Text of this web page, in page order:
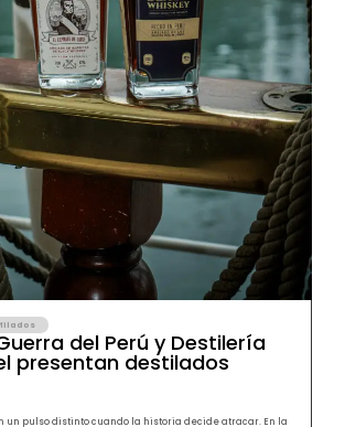
del Perú y Destilería
presentan destilados
un pulso distinto cuando la historia decide atracar. En la